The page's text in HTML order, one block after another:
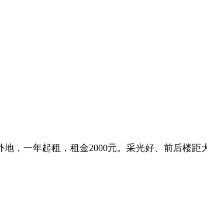
，一年起租，租金2000元。采光好、前后楼距